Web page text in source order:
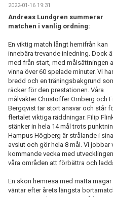
KONTAKT
BORLÄNGE HK FÖRSÄSONGSCUP
2022-01-16 19:31
Andreas Lundgren summerar
matchen i vanlig ordning:
En viktig match långt hemifrån kan
innebära trevande inledning. Dock
med från start, med målsättningen
vinna över 60 spelade minuter. Vi
bredd och en träningsbakgrund
räcker för den prestationen. Våra
målvakter Christoffer Örnberg och
Bergqvist tar stort ansvar och står
flertalet viktiga räddningar. Filip
stänker in hela 14 mål trots
Hampus Högberg är strålande i sina
avslut och gör hela 8 mål. Vi jobbar
kommande vecka med
våra områden att förbättra och
En skön hemresa med mätta
väntar efter årets längsta